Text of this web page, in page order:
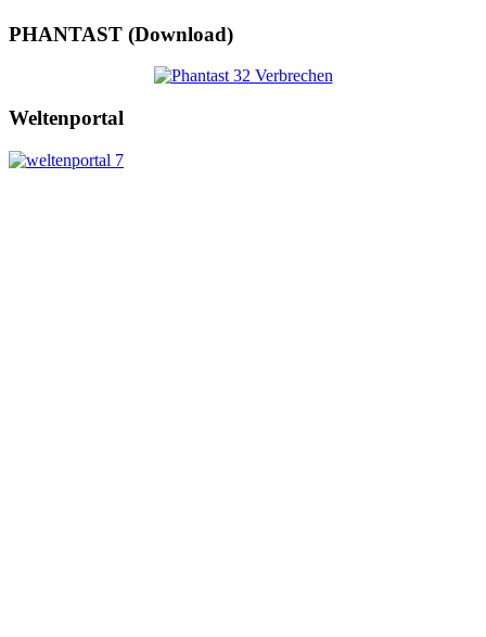
PHANTAST (Download)
Weltenportal